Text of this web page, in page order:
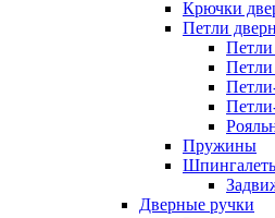
Крючки
Петли
Петли
Пружины
Дверные ручки